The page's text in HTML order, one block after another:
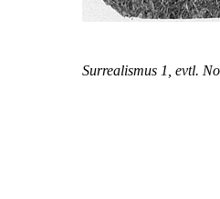
Surrealismus 1, evtl.